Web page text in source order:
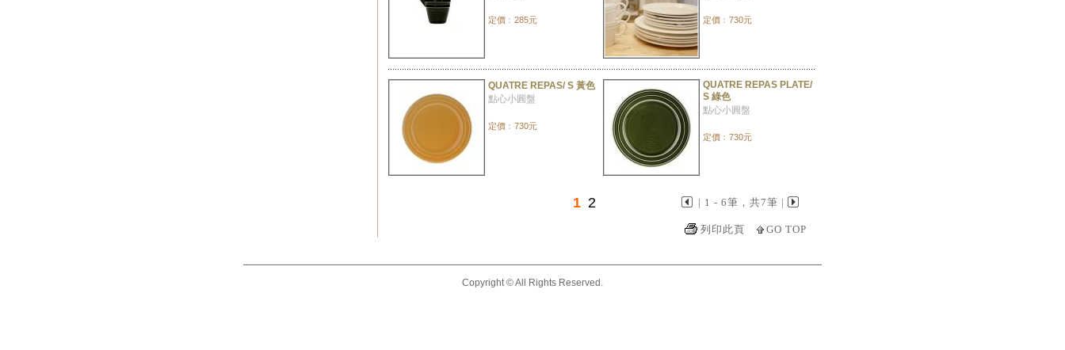
定價﹕285元 定價﹕730元
QUATRE REPAS/ S 黃色
點心小圓盤
定價﹕730元
QUATRE REPAS PLATE/
S 綠色
點心小圓盤
定價﹕730元
1 2 | 1 - 6筆，共7筆 |
列印此頁 GO TOP
Copyright © All Rights Reserved.